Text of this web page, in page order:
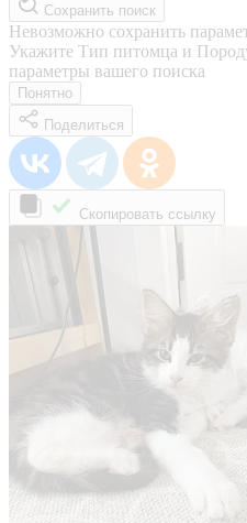
Сохранить поиск
Невозможно сохранить
Укажите Тип питомца и
параметры вашего поиска
Понятно
Поделиться
Скопировать ссылку